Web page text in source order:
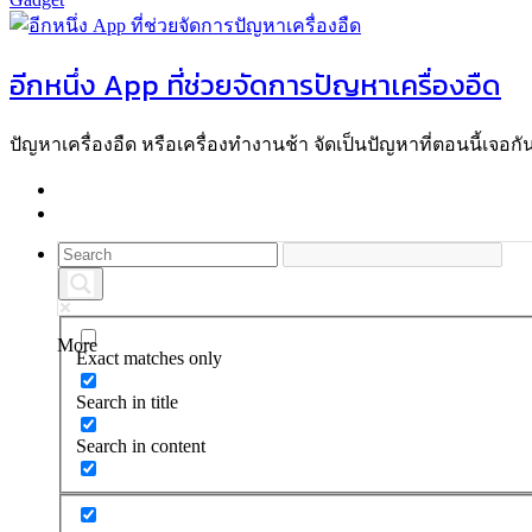
อีกหนึ่ง App ที่ช่วยจัดการปัญหาเครื่องอืด
ปัญหาเครื่องอืด หรือเครื่องทำงานช้า จัดเป็นปัญหาที่ตอนนี้เจอกั
More
Exact matches only
Search in title
Search in content